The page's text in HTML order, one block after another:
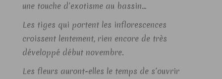
une touche d’exotisme au bassin…
Les tiges qui portent les inflorescences
croissent lentement, rien encore de très
développé début novembre.
Les fleurs auront-elles le temps de s’ouvrir